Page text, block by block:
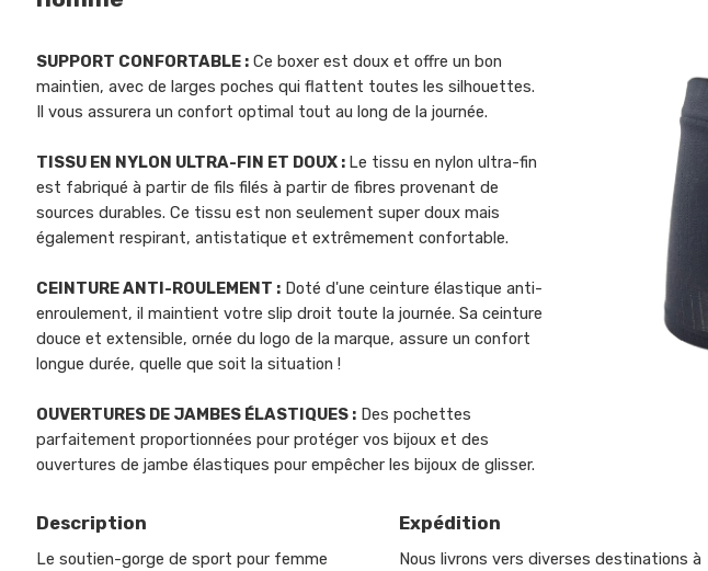
SUPPORT CONFORTABLE : Ce boxer est doux et offre un bon
maintien, avec de larges poches qui flattent toutes les silhouettes.
Il vous assurera un confort optimal tout au long de la journée.
TISSU EN NYLON ULTRA-FIN ET DOUX : Le tissu en nylon ultra-fin
est fabriqué à partir de fils filés à partir de fibres provenant de
sources durables. Ce tissu est non seulement super doux mais
également respirant, antistatique et extrêmement confortable.
CEINTURE ANTI-ROULEMENT : Doté d'une ceinture élastique anti-
enroulement, il maintient votre slip droit toute la journée. Sa ceinture
douce et extensible, ornée du logo de la marque, assure un confort
longue durée, quelle que soit la situation !
OUVERTURES DE JAMBES ÉLASTIQUES : Des pochettes
parfaitement proportionnées pour protéger vos bijoux et des
ouvertures de jambe élastiques pour empêcher les bijoux de glisser.
Description
Le soutien-gorge de sport pour femme
Expédition
Nous livrons vers diverses destinations à